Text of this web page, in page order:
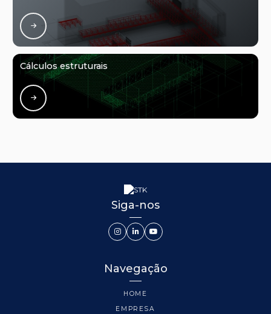
Cálculos estruturais
Siga-nos
Navegação
HOME
EMPRESA